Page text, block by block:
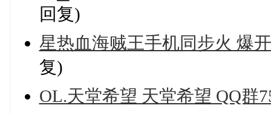
回复)
星热血海贼王手机同步火 爆
复)
OL.天堂希望 天堂希望 QQ群